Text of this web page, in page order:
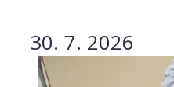
30. 7. 2026